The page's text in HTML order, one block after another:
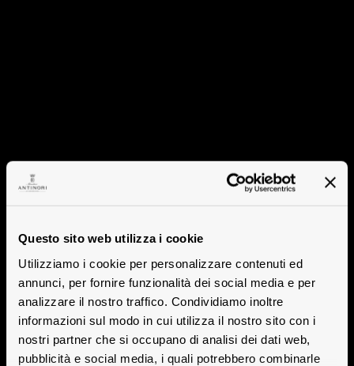
Questo sito web utilizza i cookie
Utilizziamo i cookie per personalizzare contenuti ed
annunci, per fornire funzionalità dei social media e per
analizzare il nostro traffico. Condividiamo inoltre
informazioni sul modo in cui utilizza il nostro sito con i
nostri partner che si occupano di analisi dei dati web,
pubblicità e social media, i quali potrebbero combinarle